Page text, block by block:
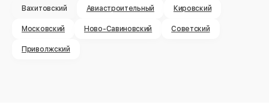
Вахитовский Авиастроительный Кировский
Московский Ново-Савиновский Советский
Приволжский